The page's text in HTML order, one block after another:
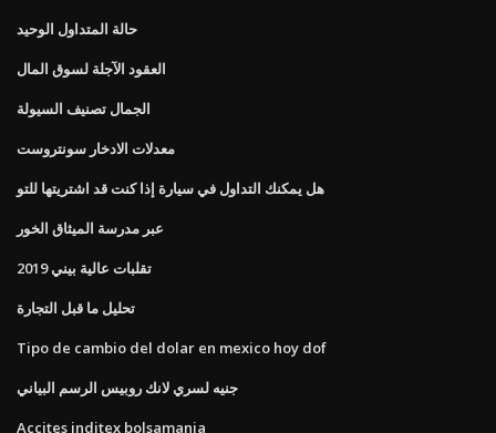
حالة المتداول الوحيد
العقود الآجلة لسوق المال
الجمال تصنيف السيولة
معدلات الادخار سونتروست
هل يمكنك التداول في سيارة إذا كنت قد اشتريتها للتو
عبر مدرسة الميثاق الخور
تقلبات عالية بيني 2019
تحليل ما قبل التجارة
Tipo de cambio del dolar en mexico hoy dof
جنيه لسري لانك روبيس الرسم البياني
Accites inditex bolsamania